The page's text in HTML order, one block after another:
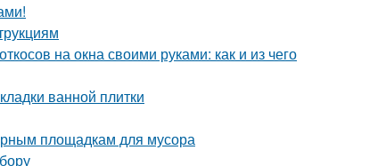
на окна своими руками: как и из чего
ванной плитки
площадкам для мусора